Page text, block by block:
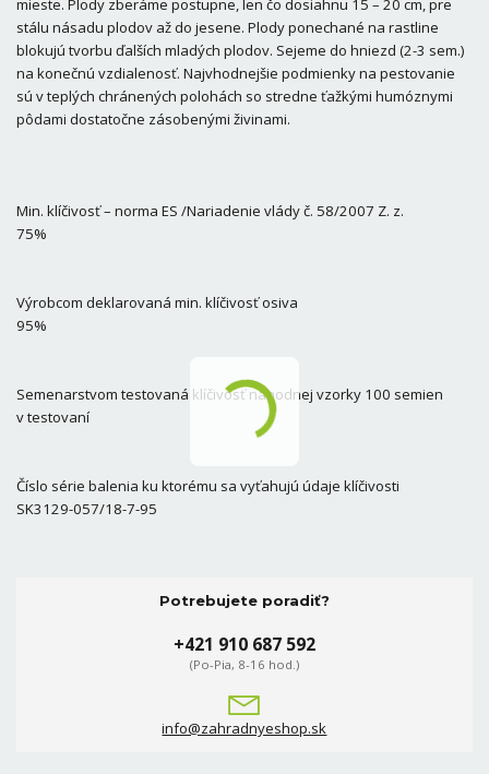
stálu násadu plodov až do jesene. Plody ponechané na rastline
blokujú tvorbu ďalších mladých plodov. Sejeme do hniezd (2-3 sem.)
na konečnú vzdialenosť. Najvhodnejšie podmienky na pestovanie
sú v teplých chránených polohách so stredne ťažkými humóznymi
pôdami dostatočne zásobenými živinami.
Min. klíčivosť – norma ES /Nariadenie vlády č. 58/2007 Z. z.
75%
Výrobcom deklarovaná min. klíčivosť osiva
95%
Semenarstvom testovaná klíčivosť náhodnej vzorky 100 semien
v testovaní
Číslo série balenia ku ktorému sa vyťahujú údaje klíčivosti
SK3129-057/18-7-95
Potrebujete poradiť?
+421 910 687 592
(Po-Pia, 8-16 hod.)
info@zahradnyeshop.sk